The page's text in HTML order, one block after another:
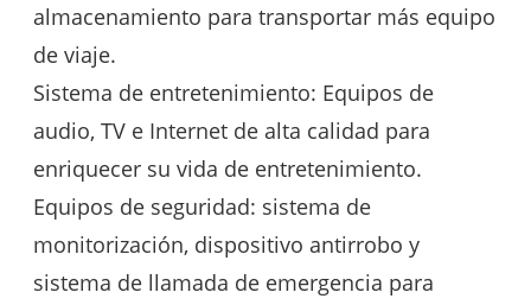
almacenamiento para transportar más equipo
de viaje.
Sistema de entretenimiento: Equipos de
audio, TV e Internet de alta calidad para
enriquecer su vida de entretenimiento.
Equipos de seguridad: sistema de
monitorización, dispositivo antirrobo y
sistema de llamada de emergencia para